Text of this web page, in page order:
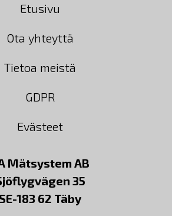
Etusivu
Ota yhteyttä
Tietoa meistä
GDPR
Evästeet
Mätsystem AB
35
SE-183 62 Täby